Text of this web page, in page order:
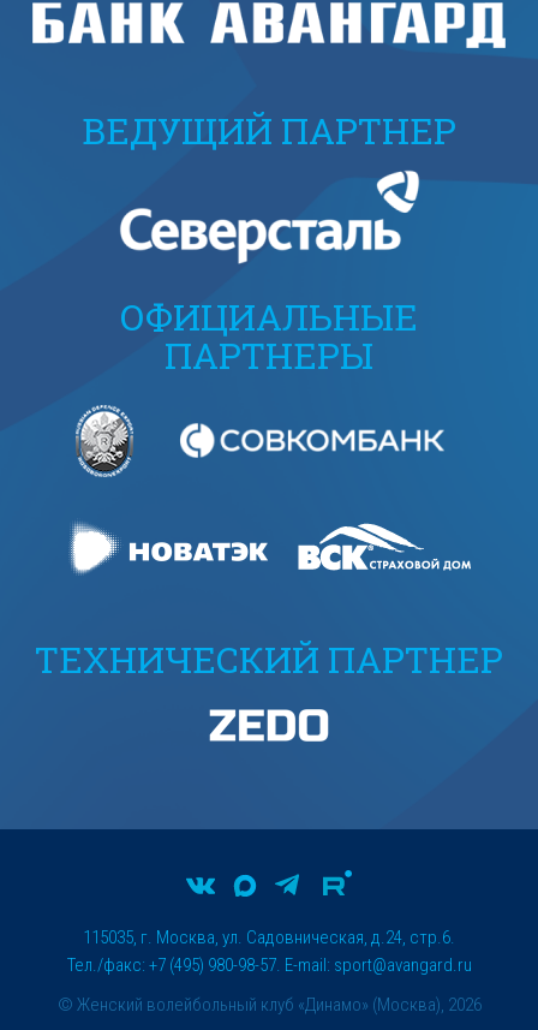
ВЕДУЩИЙ ПАРТНЕР
ОФИЦИАЛЬНЫЕ
ПАРТНЕРЫ
ТЕХНИЧЕСКИЙ ПАРТНЕР
© Женский волейбольный клуб «Динамо» (Москва), 2026
115035, г. Москва, ул. Садовническая, д.24, стр.6.
Тел./факс: +7 (495) 980-98-57. E-mail: sport@avangard.ru